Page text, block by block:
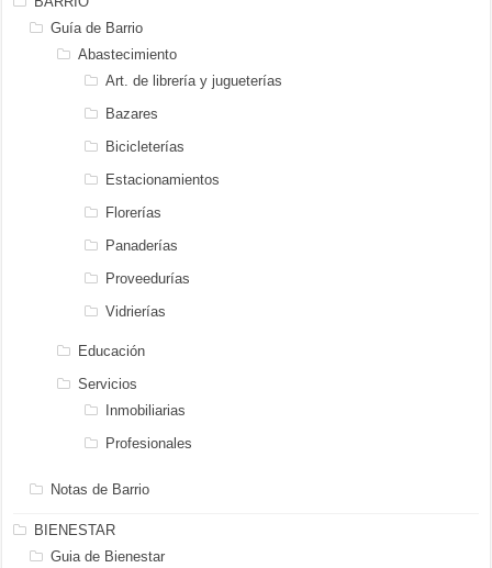
Guía de Barrio
Abastecimiento
Art. de librería y jugueterías
Bazares
Bicicleterías
Estacionamientos
Florerías
Panaderías
Proveedurías
Vidrierías
Educación
Servicios
Inmobiliarias
Profesionales
Notas de Barrio
BIENESTAR
Guia de Bienestar